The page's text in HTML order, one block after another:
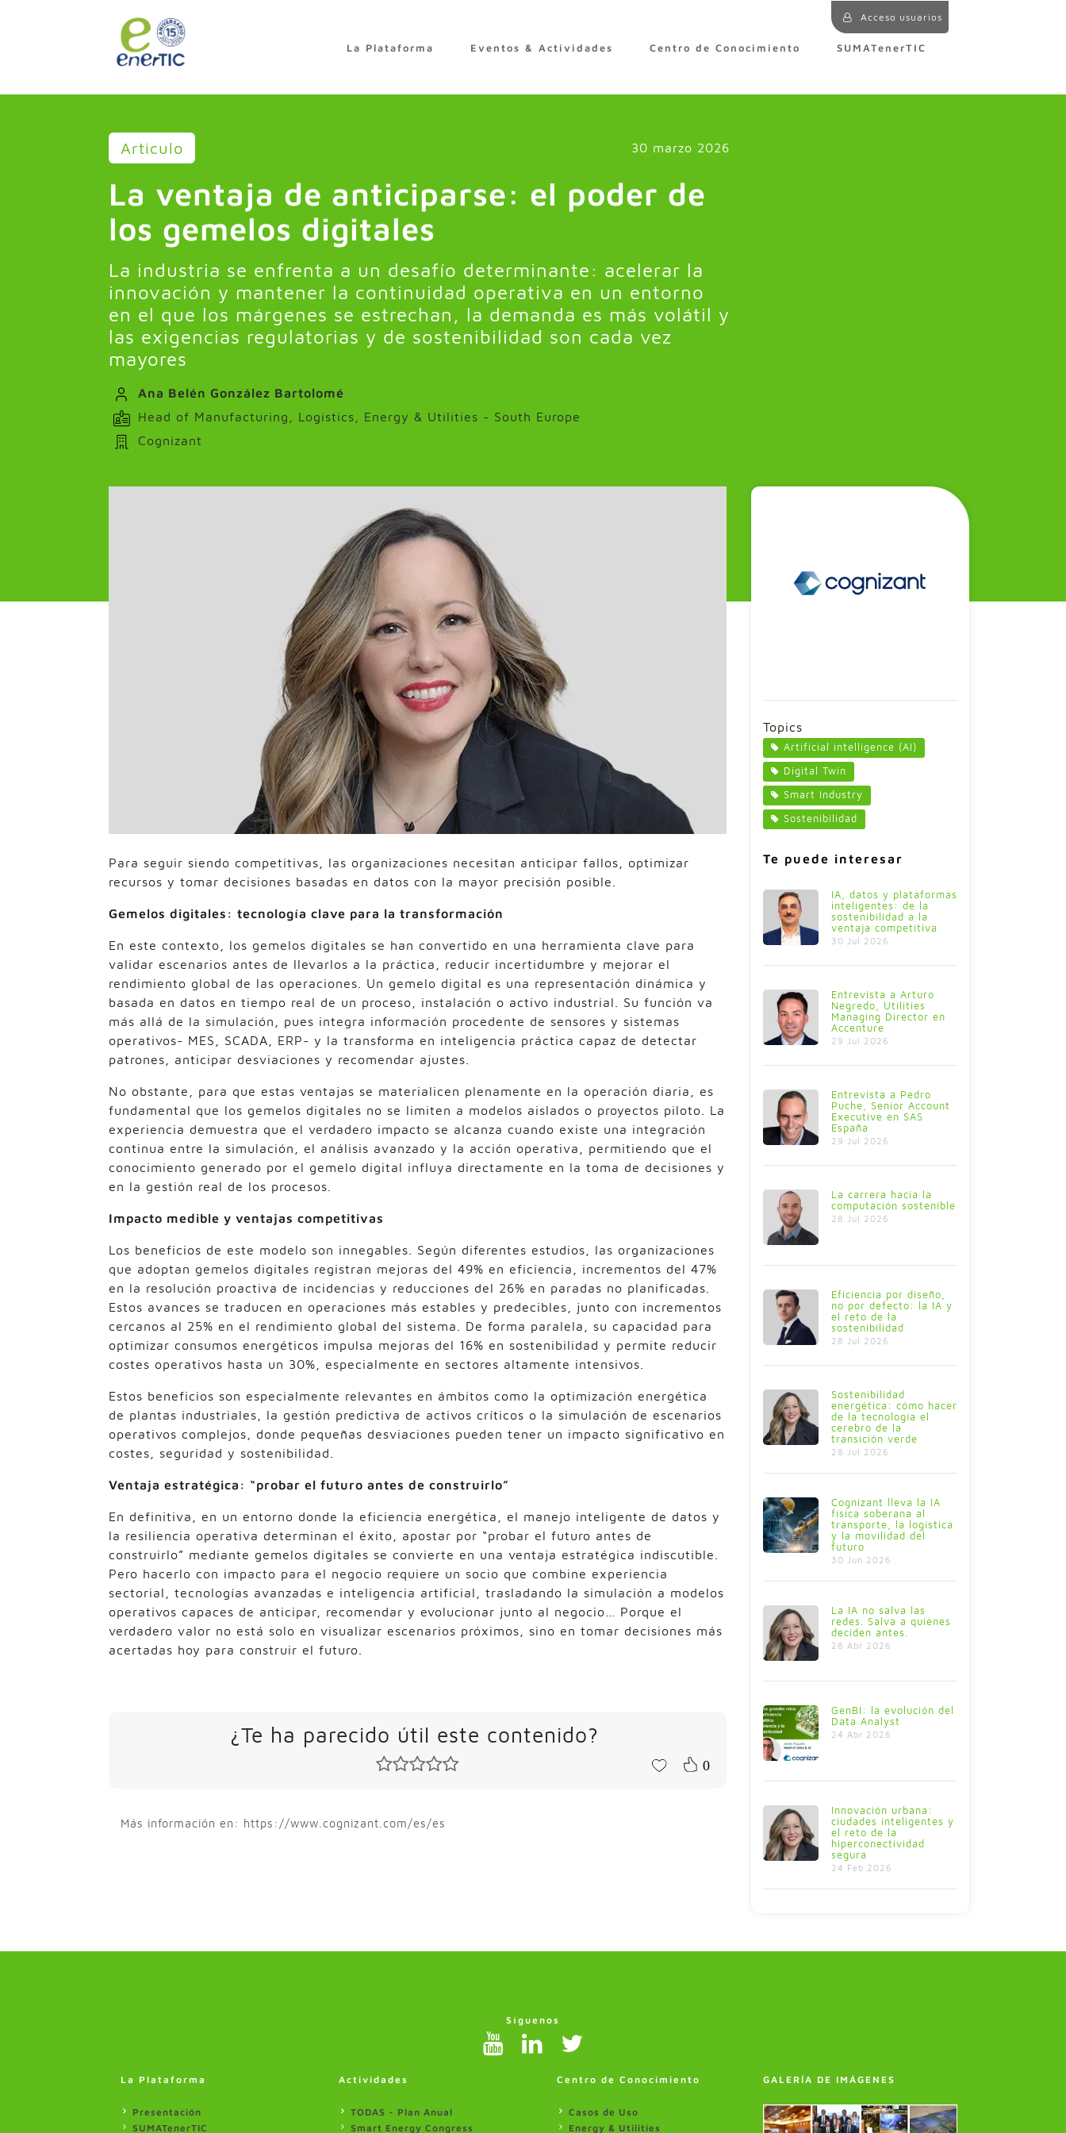
Acceso usuarios
La Plataforma Eventos & Actividades Centro de Conocimiento SUMATenerTIC
Articulo 30 marzo 2026
La ventaja de anticiparse: el poder de
los gemelos digitales
La industria se enfrenta a un desafío determinante: acelerar la
innovación y mantener la continuidad operativa en un entorno
en el que los márgenes se estrechan, la demanda es más volátil y
las exigencias regulatorias y de sostenibilidad son cada vez
mayores
Ana Belén González Bartolomé
Head of Manufacturing, Logistics, Energy & Utilities - South Europe
Cognizant
Para seguir siendo competitivas, las organizaciones necesitan anticipar fallos, optimizar
recursos y tomar decisiones basadas en datos con la mayor precisión posible.
Gemelos digitales: tecnología clave para la transformación
En este contexto, los gemelos digitales se han convertido en una herramienta clave para
validar escenarios antes de llevarlos a la práctica, reducir incertidumbre y mejorar el
rendimiento global de las operaciones. Un gemelo digital es una representación dinámica y
basada en datos en tiempo real de un proceso, instalación o activo industrial. Su función va
más allá de la simulación, pues integra información procedente de sensores y sistemas
operativos- MES, SCADA, ERP- y la transforma en inteligencia práctica capaz de detectar
patrones, anticipar desviaciones y recomendar ajustes.
No obstante, para que estas ventajas se materialicen plenamente en la operación diaria, es
fundamental que los gemelos digitales no se limiten a modelos aislados o proyectos piloto. La
experiencia demuestra que el verdadero impacto se alcanza cuando existe una integración
continua entre la simulación, el análisis avanzado y la acción operativa, permitiendo que el
conocimiento generado por el gemelo digital influya directamente en la toma de decisiones y
en la gestión real de los procesos.
Impacto medible y ventajas competitivas
Los beneficios de este modelo son innegables. Según diferentes estudios, las organizaciones
que adoptan gemelos digitales registran mejoras del 49% en eficiencia, incrementos del 47%
en la resolución proactiva de incidencias y reducciones del 26% en paradas no planificadas.
Estos avances se traducen en operaciones más estables y predecibles, junto con incrementos
cercanos al 25% en el rendimiento global del sistema. De forma paralela, su capacidad para
optimizar consumos energéticos impulsa mejoras del 16% en sostenibilidad y permite reducir
costes operativos hasta un 30%, especialmente en sectores altamente intensivos.
Estos beneficios son especialmente relevantes en ámbitos como la optimización energética
de plantas industriales, la gestión predictiva de activos críticos o la simulación de escenarios
operativos complejos, donde pequeñas desviaciones pueden tener un impacto significativo en
costes, seguridad y sostenibilidad.
Ventaja estratégica: “probar el futuro antes de construirlo”
En definitiva, en un entorno donde la eficiencia energética, el manejo inteligente de datos y
la resiliencia operativa determinan el éxito, apostar por “probar el futuro antes de
construirlo” mediante gemelos digitales se convierte en una ventaja estratégica indiscutible.
Pero hacerlo con impacto para el negocio requiere un socio que combine experiencia
sectorial, tecnologías avanzadas e inteligencia artificial, trasladando la simulación a modelos
operativos capaces de anticipar, recomendar y evolucionar junto al negocio… Porque el
verdadero valor no está solo en visualizar escenarios próximos, sino en tomar decisiones más
acertadas hoy para construir el futuro.
¿Te ha parecido útil este contenido?
0
Más información en: https://www.cognizant.com/es/es
Topics
Artificial intelligence (AI)
Digital Twin
Smart Industry
Sostenibilidad
Te puede interesar
IA, datos y plataformas
inteligentes: de la
sostenibilidad a la
ventaja competitiva
30 Jul 2026
Entrevista a Arturo
Negredo, Utilities
Managing Director en
Accenture
29 Jul 2026
Entrevista a Pedro
Puche, Senior Account
Executive en SAS
España
29 Jul 2026
La carrera hacia la
computación sostenible
28 Jul 2026
Eficiencia por diseño,
no por defecto: la IA y
el reto de la
sostenibilidad
28 Jul 2026
Sostenibilidad
energética: cómo hacer
de la tecnología el
cerebro de la
transición verde
28 Jul 2026
Cognizant lleva la IA
física soberana al
transporte, la logística
y la movilidad del
futuro
30 Jun 2026
La IA no salva las
redes. Salva a quienes
deciden antes.
28 Abr 2026
GenBI: la evolución del
Data Analyst
24 Abr 2026
Innovación urbana:
ciudades inteligentes y
el reto de la
hiperconectividad
segura
24 Feb 2026
Síguenos
La Plataforma
Presentación
SUMATenerTIC
Actividades
TODAS - Plan Anual
Smart Energy Congress
Centro de Conocimiento
Casos de Uso
Energy & Utilities
GALERÍA DE IMÁGENES